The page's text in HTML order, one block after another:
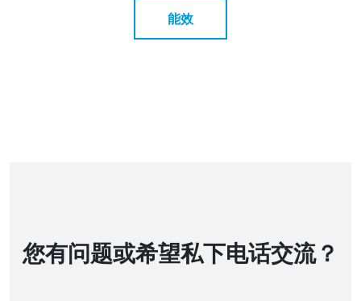
能效
您有问题或希望私下电话交流？